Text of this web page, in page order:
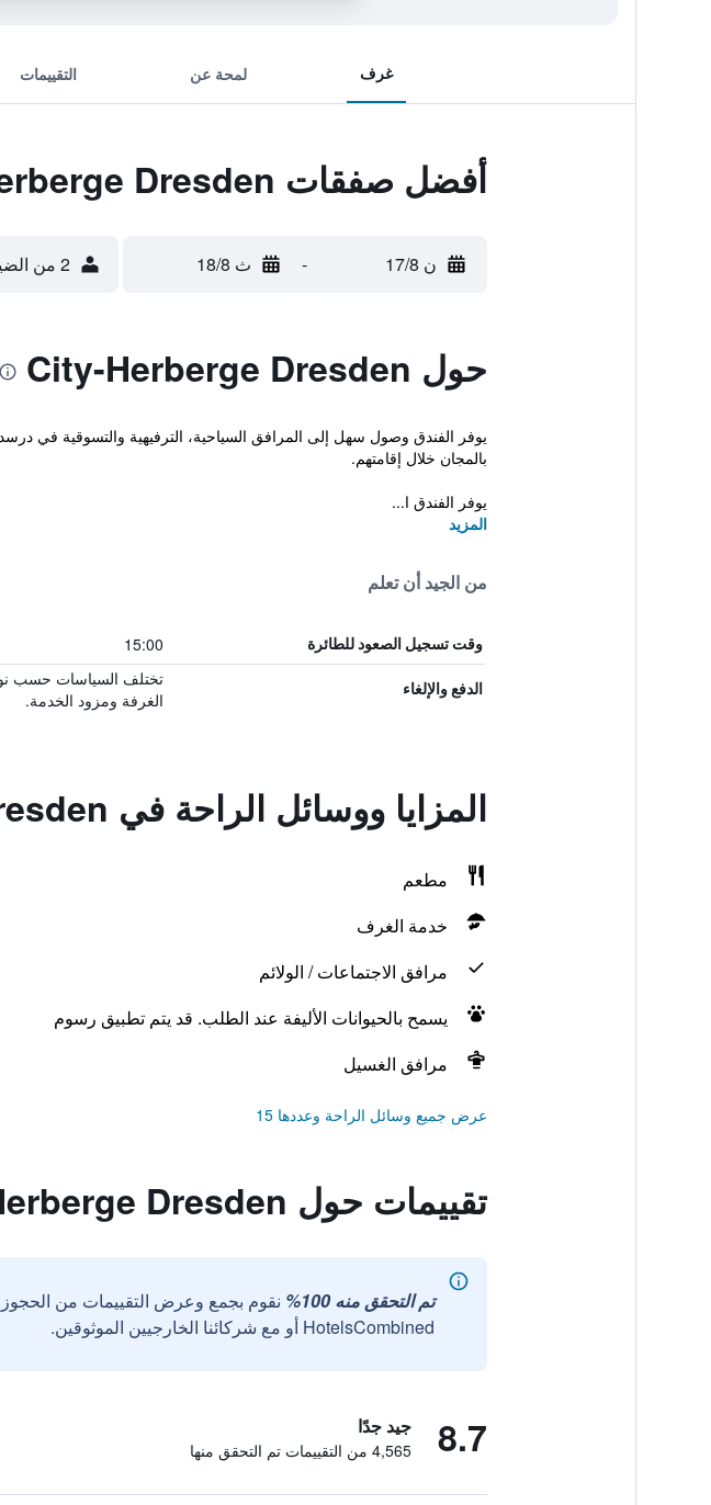
غرف لمحة عن التقييمات
أفضل صفقات City-Herberge Dresden
ن 17/8 - ث 18/8 2 من الضيوف، غرفة واحدة
حول City-Herberge Dresden
يوفر الفندق وصول سهل إلى المرافق السياحية، الترفيهية والتسوقية في
بالمجان خلال إقامتهم.
يوفر الفندق ا...
المزيد
من الجيد أن تعلم
وقت تسجيل الصعود للطائرة 15:00
الدفع والإلغاء
تختلف السياسات حسب
الغرفة ومزود الخدمة.
المزايا ووسائل الراحة في City-Herberge Dresden
مطعم
خدمة الغرف
مرافق الاجتماعات / الولائم
يسمح بالحيوانات الأليفة عند الطلب. قد يتم تطبيق رسوم
مرافق الغسيل
عرض جميع وسائل الراحة وعددها 15
تقييمات حول City-Herberge Dresden
تم التحقق منه 100%
نقوم بجمع وعرض التقييمات من
HotelsCombined أو مع شركائنا الخارجيين الموثوقين.
8.7 جيد جدًا
4,565 من التقييمات تم التحقق منها